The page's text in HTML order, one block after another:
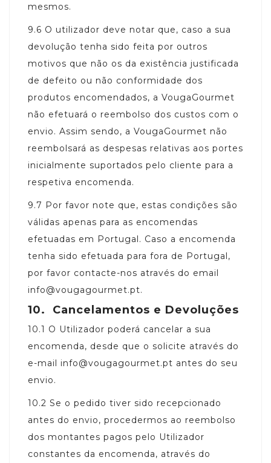
mesmos.
9.6 O utilizador deve notar que, caso a sua
devolução tenha sido feita por outros
motivos que não os da existência justificada
de defeito ou não conformidade dos
produtos encomendados, a VougaGourmet
não efetuará o reembolso dos custos com o
envio. Assim sendo, a VougaGourmet não
reembolsará as despesas relativas aos portes
inicialmente suportados pelo cliente para a
respetiva encomenda.
9.7 Por favor note que, estas condições são
válidas apenas para as encomendas
efetuadas em Portugal. Caso a encomenda
tenha sido efetuada para fora de Portugal,
por favor contacte-nos através do email
info@vougagourmet.pt.
10. Cancelamentos e Devoluções
10.1 O Utilizador poderá cancelar a sua
encomenda, desde que o solicite através do
e-mail info@vougagourmet.pt antes do seu
envio.
10.2 Se o pedido tiver sido recepcionado
antes do envio, procedermos ao reembolso
dos montantes pagos pelo Utilizador
constantes da encomenda, através do